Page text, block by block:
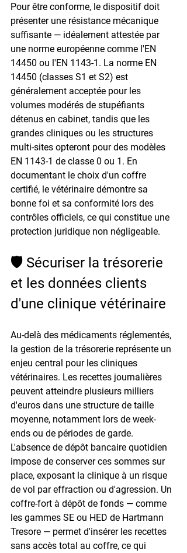
Pour être conforme, le dispositif doit
présenter une résistance mécanique
suffisante — idéalement attestée par
une norme européenne comme l'EN
14450 ou l'EN 1143-1. La norme EN
14450 (classes S1 et S2) est
généralement acceptée pour les
volumes modérés de stupéfiants
détenus en cabinet, tandis que les
grandes cliniques ou les structures
multi-sites opteront pour des modèles
EN 1143-1 de classe 0 ou 1. En
documentant le choix d'un coffre
certifié, le vétérinaire démontre sa
bonne foi et sa conformité lors des
contrôles officiels, ce qui constitue une
protection juridique non négligeable.
🛡️ Sécuriser la trésorerie
et les données clients
d'une clinique vétérinaire
Au-delà des médicaments réglementés,
la gestion de la trésorerie représente un
enjeu central pour les cliniques
vétérinaires. Les recettes journalières
peuvent atteindre plusieurs milliers
d'euros dans une structure de taille
moyenne, notamment lors de week-
ends ou de périodes de garde.
L'absence de dépôt bancaire quotidien
impose de conserver ces sommes sur
place, exposant la clinique à un risque
de vol par effraction ou d'agression. Un
coffre-fort à dépôt de fonds — comme
les gammes SE ou HED de Hartmann
Tresore — permet d'insérer les recettes
sans accès total au coffre, ce qui